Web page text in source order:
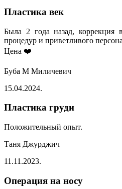
Пластика век
Была 2 года назад, коррекция
процедур и приветливого
Цена ❤️
Буба М Миличевич
15.04.2024.
Пластика груди
Положительный опыт.
Таня Джурджич
11.11.2023.
Операция на носу